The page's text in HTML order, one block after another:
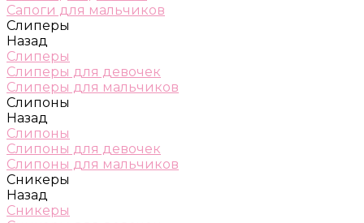
Сапоги для мальчиков
Слиперы
Назад
Слиперы
Слиперы для девочек
Слиперы для мальчиков
Слипоны
Назад
Слипоны
Слипоны для девочек
Слипоны для мальчиков
Сникеры
Назад
Сникеры